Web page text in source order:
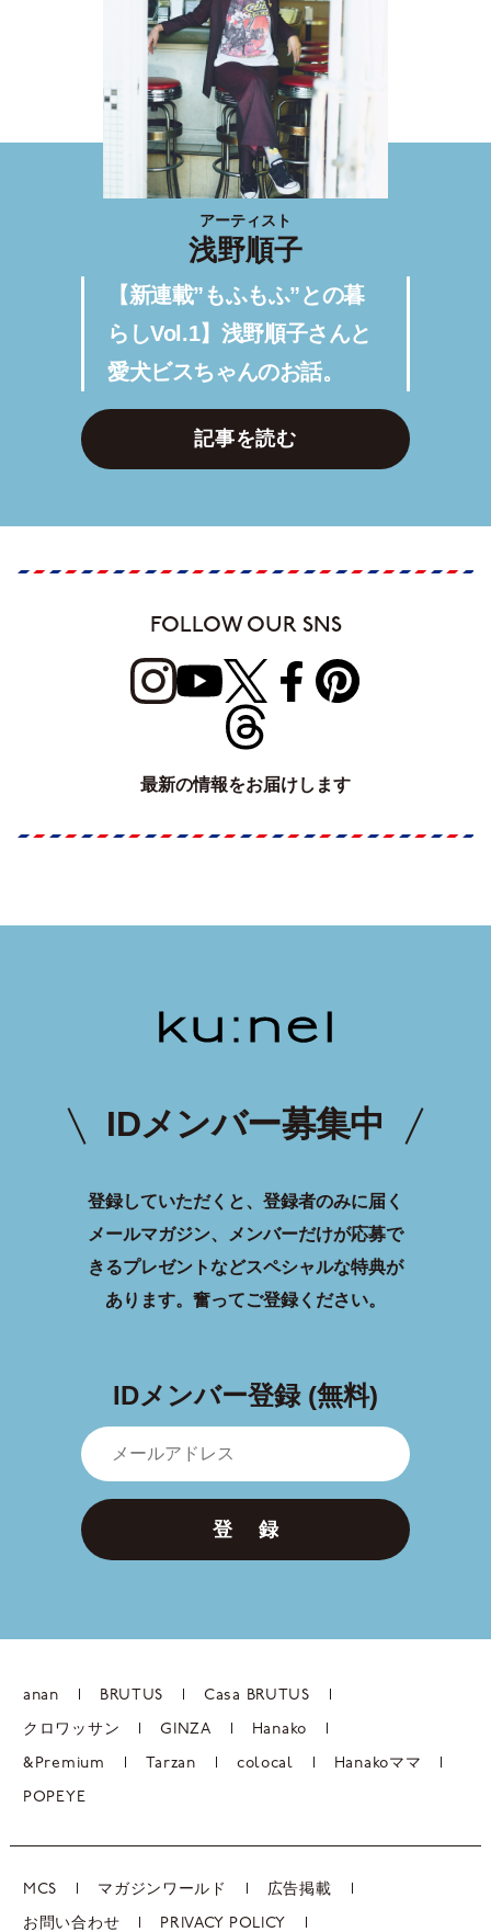
アーティスト
浅野順子
【新連載”もふもふ”との暮
らしVol.1】浅野順子さんと
愛犬ビスちゃんのお話。
記事を読む
FOLLOW OUR SNS
最新の情報をお届けします
IDメンバー募集中
登録していただくと、登録者のみに届く
メールマガジン、メンバーだけが応募で
きるプレゼントなどスペシャルな特典が
あります。 奮ってご登録ください。
IDメンバー登録 (無料)
登 録
anan BRUTUS Casa BRUTUS
クロワッサン GINZA Hanako
&Premium Tarzan colocal Hanakoママ
POPEYE
MCS マガジンワールド 広告掲載
お問い合わせ PRIVACY POLICY